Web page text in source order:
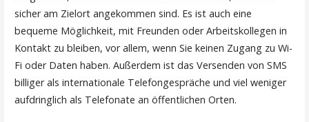
sicher am Zielort angekommen sind. Es ist auch eine
bequeme Möglichkeit, mit Freunden oder Arbeitskollegen in
Kontakt zu bleiben, vor allem, wenn Sie keinen Zugang zu Wi-
Fi oder Daten haben. Außerdem ist das Versenden von SMS
billiger als internationale Telefongespräche und viel weniger
aufdringlich als Telefonate an öffentlichen Orten.